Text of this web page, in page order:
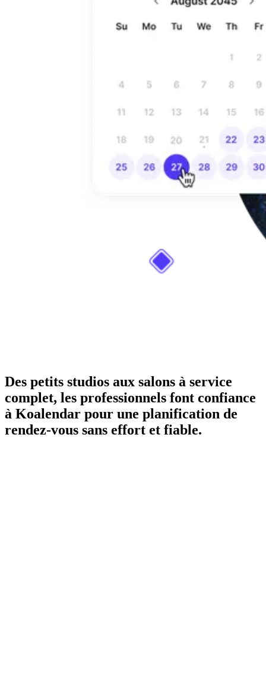
Des petits studios aux salons à service
complet, les professionnels font confiance
à Koalendar pour une planification de
rendez-vous sans effort et fiable.